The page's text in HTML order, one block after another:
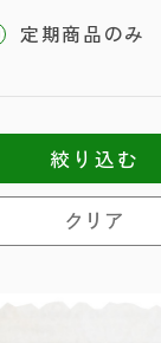
定期商品のみ
クリア
絞り込む